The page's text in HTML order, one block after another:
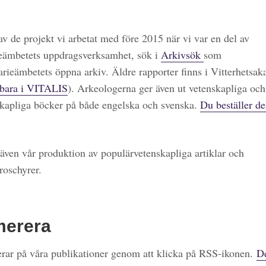
de projekt vi arbetat med före 2015 när vi var en del av
uppdragsverksamhet, sök i Arkivsök som
öppna arkiv. Äldre rapporter finns i
i VITALIS). Arkeologerna ger även ut vetenskapliga och
böcker på både engelska och svenska. Du beställer
vår produktion av populärvetenskapliga artiklar och
på våra publikationer genom att klicka på RSS-ikonen.